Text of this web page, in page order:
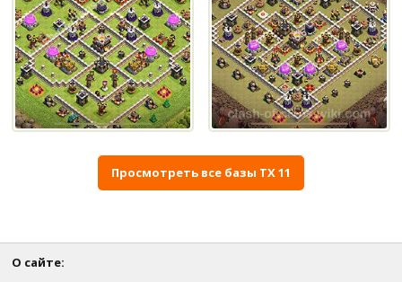
Просмотреть все базы ТХ 11
О сайте: